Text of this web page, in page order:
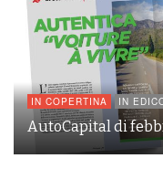
IN COPERTINA IN
AutoCapital di